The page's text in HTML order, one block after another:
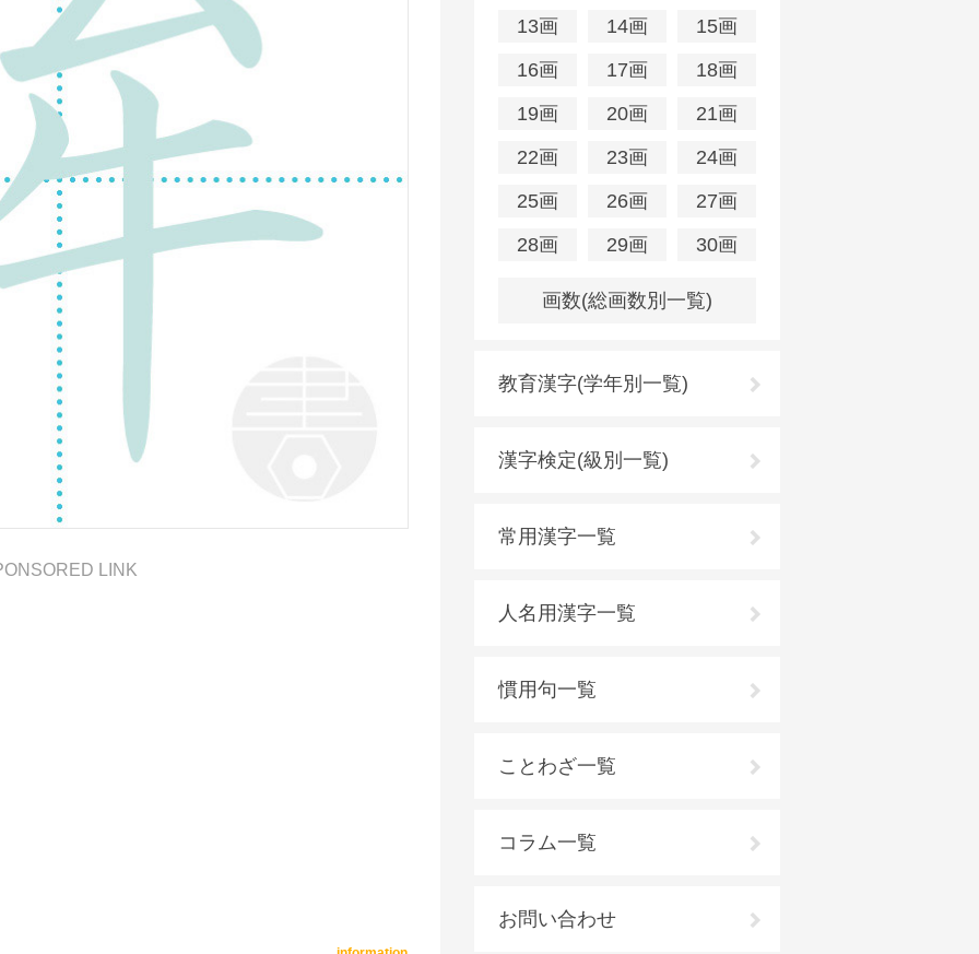
LINK
13画
14画
15画
16画
17画
18画
19画
20画
21画
22画
23画
24画
25画
26画
27画
28画
29画 30画
画数(総画数別一覧)
教育漢字(学年別一覧)
漢字検定(級別一覧)
常用漢字一覧
人名用漢字一覧
慣用句一覧
ことわざ一覧
コラム一覧
お問い合わせ